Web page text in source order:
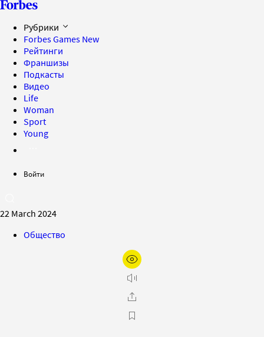
Рубрики
Forbes Games New
Рейтинги
Франшизы
Подкасты
Видео
Life
Woman
Sport
Young
Войти
22 March 2024
Общество